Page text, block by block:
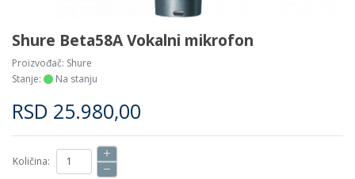
Shure Beta58A Vokalni mikrofon
Proizvođač: Shure
Stanje:
Na stanju
RSD 25.980,00
Količina: